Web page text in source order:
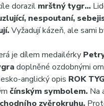
dorazil mrštný tygr…
nespoutaní,
Vyžadují kázeň, ale sami
je dílem medailérky
doplněné ozdobnými
anglický opis ROK
čínským symbolem. Na
zvěrokruhu.